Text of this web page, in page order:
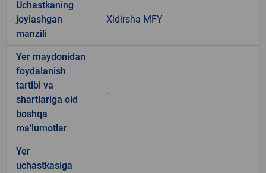
Uchastkaning
joylashgan
manzili
Xidirsha MFY
Yer maydonidan
foydalanish
tartibi va
shartlariga oid
boshqa
ma’lumotlar
-
Yer
uchastkasiga